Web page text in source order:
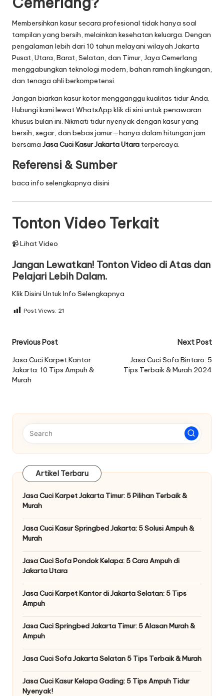
Membersihkan kasur secara profesional tidak hanya soal
tampilan yang bersih, melainkan kesehatan keluarga. Dengan
pengalaman lebih dari 10 tahun melayani wilayah Jakarta
Pusat, Utara, Barat, Selatan, dan Timur, Jaya Cemerlang
menggabungkan teknologi modern, bahan ramah lingkungan,
dan tenaga ahli berkompetensi.
Jangan biarkan kasur kotor mengganggu kualitas tidur Anda.
Hubungi kami lewat WhatsApp klik di sini untuk penawaran
khusus bulan ini. Nikmati tidur nyenyak dengan kasur yang
bersih, segar, dan bebas jamur—hanya dalam hitungan jam
bersama Jasa Cuci Kasur Jakarta Utara terpercaya.
Referensi & Sumber
baca info selengkapnya disini
Tonton Video Terkait
📹 Lihat Video
Jangan Lewatkan! Tonton Video di Atas dan
Pelajari Lebih Dalam.
Klik Disini Untuk Info Selengkapnya
Post Views: 21
Post
navigation
Previous Post
Jasa Cuci Karpet Kantor
Jakarta: 10 Tips Ampuh &
Murah
Next Post
Jasa Cuci Sofa Bintaro: 5
Tips Terbaik & Murah 2024
Artikel Terbaru
Jasa Cuci Karpet Jakarta Timur: 5 Pilihan Terbaik &
Murah
Jasa Cuci Kasur Springbed Jakarta: 5 Solusi Ampuh &
Murah
Jasa Cuci Sofa Pondok Kelapa: 5 Cara Ampuh di
Jakarta Utara
Jasa Cuci Karpet Kantor di Jakarta Selatan: 5 Tips
Ampuh
Jasa Cuci Springbed Jakarta Timur: 5 Alasan Murah &
Ampuh
Jasa Cuci Sofa Jakarta Selatan 5 Tips Terbaik & Murah
Jasa Cuci Kasur Kelapa Gading: 5 Tips Ampuh Tidur
Nyenyak!